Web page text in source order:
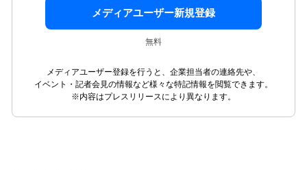
メディアユーザー新規登録
無料
メディアユーザー登録を行うと、企業担当者の連絡先や、
イベント・記者会見の情報など様々な特記情報を閲覧できます。
※内容はプレスリリースにより異なります。